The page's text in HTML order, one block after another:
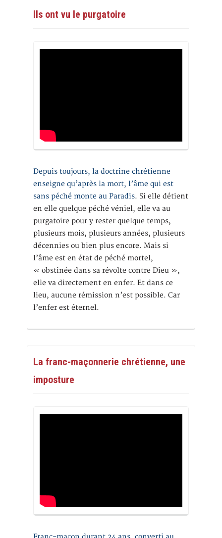
Ils ont vu le purgatoire
Depuis toujours, la doctrine chrétienne
enseigne qu’après la mort, l’âme qui est
sans péché monte au Paradis. Si elle détient
en elle quelque péché véniel, elle va au
purgatoire pour y rester quelque temps,
plusieurs mois, plusieurs années, plusieurs
décennies ou bien plus encore. Mais si
l’âme est en état de péché mortel,
« obstinée dans sa révolte contre Dieu »,
elle va directement en enfer. Et dans ce
lieu, aucune rémission n’est possible. Car
l’enfer est éternel.
La franc-maçonnerie chrétienne, une
imposture